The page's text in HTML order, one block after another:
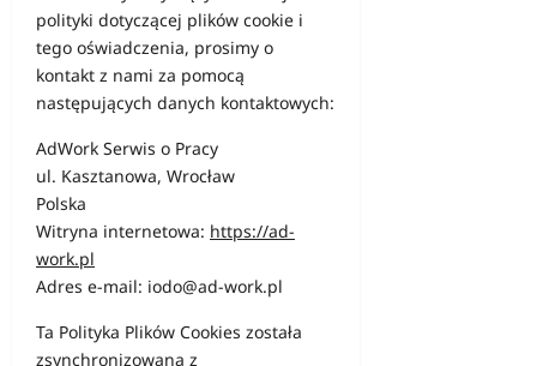
polityki dotyczącej plików cookie i
tego oświadczenia, prosimy o
kontakt z nami za pomocą
następujących danych kontaktowych:
AdWork Serwis o Pracy
ul. Kasztanowa, Wrocław
Polska
Witryna internetowa: https://ad-
work.pl
Adres e-mail: iodo@ad-work.pl
Ta Polityka Plików Cookies została
zsynchronizowana z